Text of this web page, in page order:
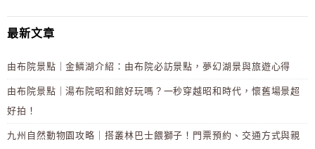
最新文章
由布院景點｜金鱗湖介紹：由布院必訪景點，夢幻湖景與旅遊心得
由布院景點｜湯布院昭和館好玩嗎？一秒穿越昭和時代，懷舊場景超
好拍！
九州自然動物園攻略｜搭叢林巴士餵獅子！門票預約、交通方式與親